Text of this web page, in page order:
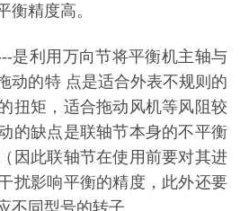
衡精度高。
是利用万向节将平衡机主轴与
动的特 点是适合外表不规则的
扭矩，适合拖动风机等风阻较
的缺点是联轴节本身的不平衡
因此联轴节在使用前要对其进
扰影响平衡的精度，此外还要